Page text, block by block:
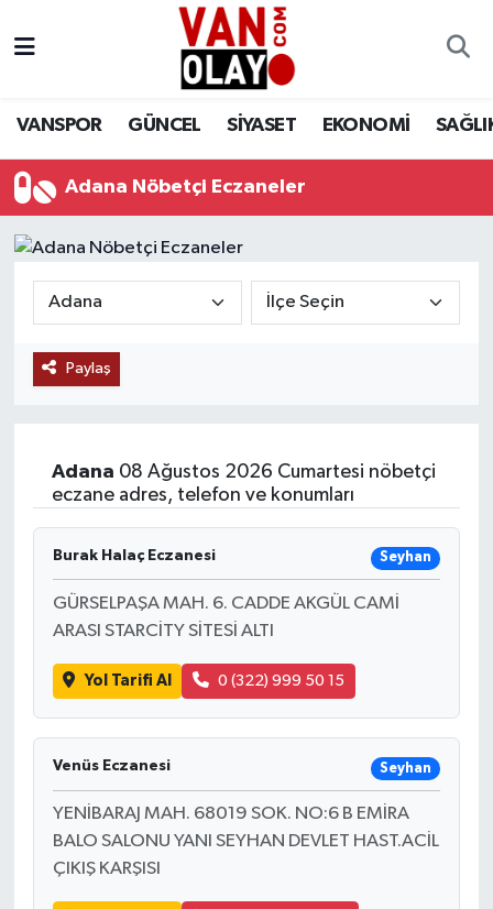
VANSPOR GÜNCEL SİYASET EKONOMİ
Adana Nöbetçi Eczaneler
Paylaş
Adana 08 Ağustos 2026 Cumartesi nöbetçi
eczane adres, telefon ve konumları
Burak Halaç Eczanesi Seyhan
GÜRSELPAŞA MAH. 6. CADDE AKGÜL CAMİ
ARASI STARCİTY SİTESİ ALTI
Yol Tarifi Al 0 (322) 999 50 15
Venüs Eczanesi Seyhan
YENİBARAJ MAH. 68019 SOK. NO:6 B EMİRA
BALO SALONU YANI SEYHAN DEVLET HAST.ACİL
ÇIKIŞ KARŞISI
Siyaset
Ekonomi
Sağlık
Eğitim
Dünya
RESMİ İLANLAR
Van Nöbetçi Eczaneler
Van Namaz Vakitleri
Van Trafik Yoğunluk Haritası
Süper Lig Puan Durumu ve Fikstür
Tüm Manşetler
Haber Arşivi